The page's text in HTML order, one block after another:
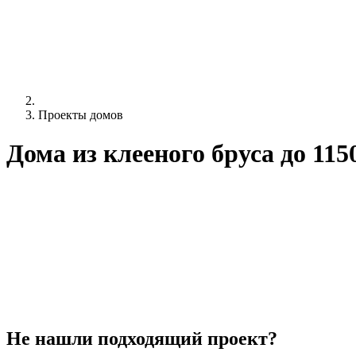
Проекты домов
Дома из клееного бруса до
Не нашли подходящий проект?